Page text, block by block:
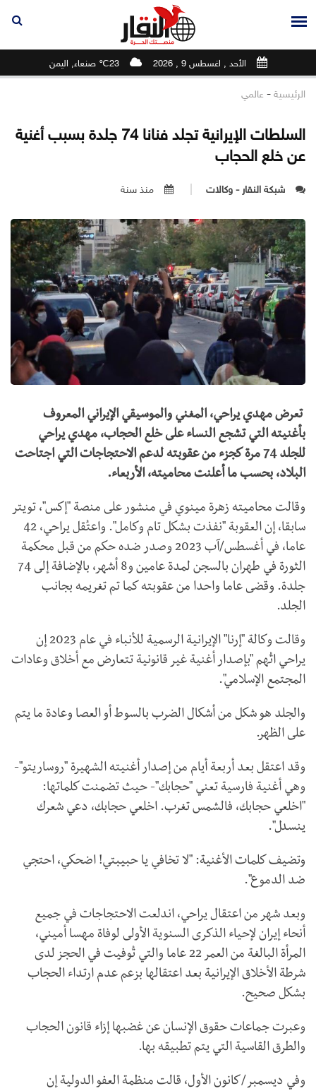
الأحد , اغسطس 9 , 2026 23℃ صنعاء, اليمن
الرئيسية - عالمي
السلطات الإيرانية تجلد فنانا 74 جلدة بسبب أغنية
عن خلع الحجاب
شبكة النقار - وكالات منذ سنة
تعرض مهدي يراحي، المغني والموسيقي الإيراني المعروف
بأغنيته التي تشجع النساء على خلع الحجاب، مهدي يراحي
للجلد 74 مرة كجزء من عقوبته لدعم الاحتجاجات التي اجتاحت
البلاد، بحسب ما أعلنت محاميته، الأربعاء.
وقالت محاميته زهرة مينوي في منشور على منصة "إكس"، تويتر
سابقا، إن العقوبة "نفذت بشكل تام وكامل". واعتُقل يراحي، 42
عاما، في أغسطس/آب 2023 وصدر ضده حكم من قبل محكمة
الثورة في طهران بالسجن لمدة عامين و8 أشهر، بالإضافة إلى 74
جلدة. وقضى عاما واحدا من عقوبته كما تم تغريمه بجانب
الجلد.
وقالت وكالة "إرنا" الإيرانية الرسمية للأنباء في عام 2023 إن
يراحي اتُهم "بإصدار أغنية غير قانونية تتعارض مع أخلاق وعادات
المجتمع الإسلامي".
والجلد هو شكل من أشكال الضرب بالسوط أو العصا وعادة ما يتم
على الظهر.
وقد اعتقل بعد أربعة أيام من إصدار أغنيته الشهيرة "روساريتو"-
وهي أغنية فارسية تعني "حجابك"- حيث تضمنت كلماتها:
"اخلعي ​​حجابك، فالشمس تغرب. اخلعي ​​حجابك، دعي شعرك
ينسدل".
وتضيف كلمات الأغنية: "لا تخافي يا حبيبتي! اضحكي، احتجي
ضد الدموع".
وبعد شهر من اعتقال يراحي، اندلعت الاحتجاجات في جميع
أنحاء إيران لإحياء الذكرى السنوية الأولى لوفاة مهسا أميني،
المرأة البالغة من العمر 22 عاما والتي تُوفيت في الحجز لدى
شرطة الأخلاق الإيرانية بعد اعتقالها بزعم عدم ارتداء الحجاب
بشكل صحيح.
وعبرت جماعات حقوق الإنسان عن غضبها إزاء قانون الحجاب
والطرق القاسية التي يتم تطبيقه بها.
وفي ديسمبر/كانون الأول، قالت منظمة العفو الدولية إن